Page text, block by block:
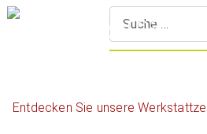
Entdecken Sie unsere